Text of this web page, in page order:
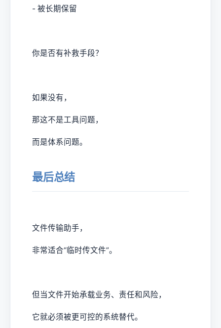
- 被长期保留
你是否有补救手段？
如果没有，
那这不是工具问题，
而是体系问题。
最后总结
文件传输助手，
非常适合“临时传文件”。
但当文件开始承载业务、责任和风险，
它就必须被更可控的系统替代。